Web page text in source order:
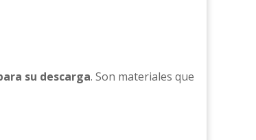
su descarga. Son materiales que